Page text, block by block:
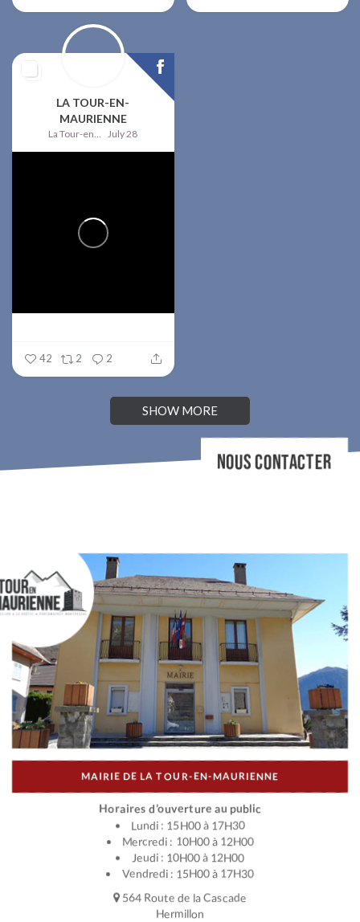
LA TOUR-EN-
MAURIENNE
La Tour-en-Maurienne July 28
42 2 2
SHOW MORE
NOUS CONTACTER
MAIRIE DE LA TOUR-EN-MAURIENNE
Horaires d’ouverture au public
Lundi : 15H00 à 17H30
Mercredi : 10H00 à 12H00
Jeudi : 10H00 à 12H00
Vendredi : 15H00 à 17H30
564 Route de la Cascade
Hermillon